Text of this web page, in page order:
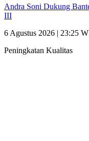
Andra Soni Dukung
III
6 Agustus 2026 | 23:25
Peningkatan Kualitas